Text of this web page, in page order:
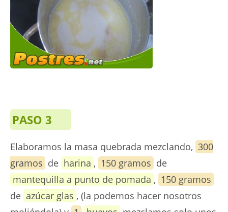
PASO 3
Elaboramos la masa quebrada mezclando, 300
gramos de harina , 150 gramos de
mantequilla a punto de pomada , 150 gramos
de azúcar glas , (la podemos hacer nosotros